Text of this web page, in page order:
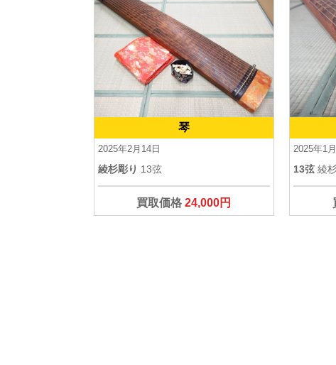
琴
2025年2月14日
綾杉彫り 13弦
買取価格24,000円
2025年1
13弦 綾